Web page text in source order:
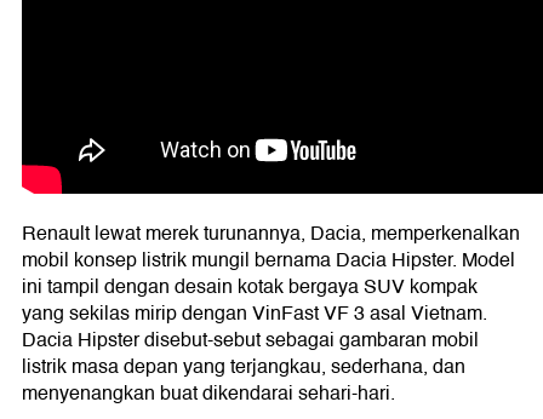
Renault lewat merek turunannya, Dacia, memperkenalkan
mobil konsep listrik mungil bernama Dacia Hipster. Model
ini tampil dengan desain kotak bergaya SUV kompak
yang sekilas mirip dengan VinFast VF 3 asal Vietnam.
Dacia Hipster disebut-sebut sebagai gambaran mobil
listrik masa depan yang terjangkau, sederhana, dan
menyenangkan buat dikendarai sehari-hari.